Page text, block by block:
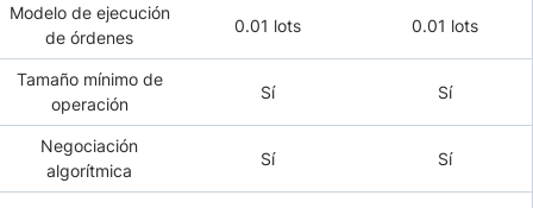
Modelo de ejecución
de órdenes
0.01 lots 0.01 lots
Tamaño mínimo de
operación
Sí Sí
Negociación
algorítmica
Sí Sí